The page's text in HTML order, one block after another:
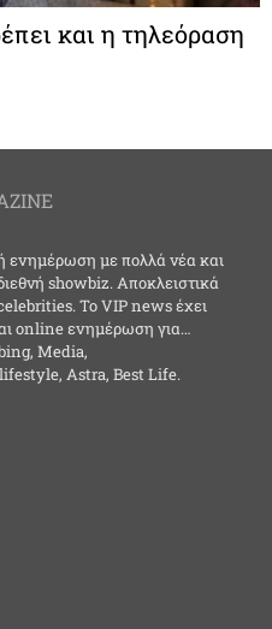
και η τηλεόραση
ενημέρωση με πολλά νέα και
showbiz. Αποκλειστικά
Το VIP news έχει
online ενημέρωση για…
Media,
Astra, Best Life.